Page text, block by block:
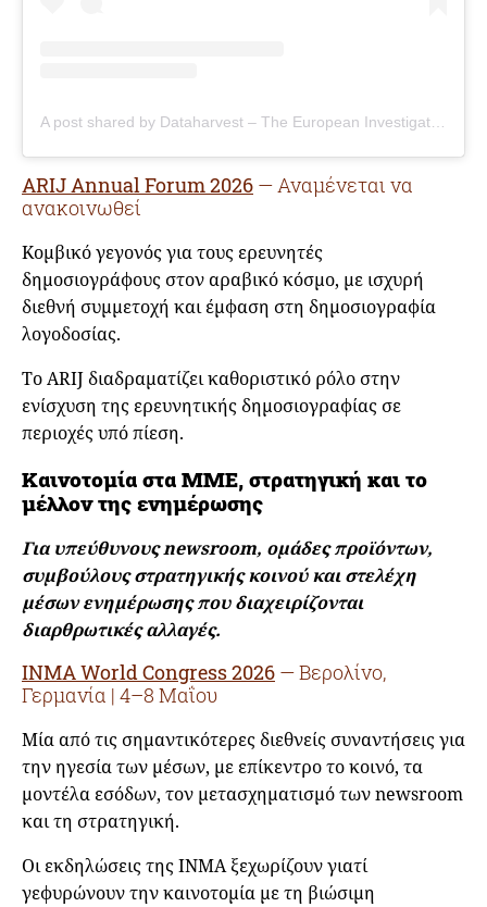
ARIJ Annual Forum 2026 — Αναμένεται να
ανακοινωθεί
Κομβικό γεγονός για τους ερευνητές
δημοσιογράφους στον αραβικό κόσμο, με ισχυρή
διεθνή συμμετοχή και έμφαση στη δημοσιογραφία
λογοδοσίας.
Το ARIJ διαδραματίζει καθοριστικό ρόλο στην
ενίσχυση της ερευνητικής δημοσιογραφίας σε
περιοχές υπό πίεση.
Καινοτομία στα ΜΜΕ, στρατηγική και το
μέλλον της ενημέρωσης
Για υπεύθυνους newsroom, ομάδες προϊόντων,
συμβούλους στρατηγικής κοινού και στελέχη
μέσων ενημέρωσης που διαχειρίζονται
διαρθρωτικές αλλαγές.
INMA World Congress 2026 — Βερολίνο,
Γερμανία | 4–8 Μαΐου
Μία από τις σημαντικότερες διεθνείς συναντήσεις για
την ηγεσία των μέσων, με επίκεντρο το κοινό, τα
μοντέλα εσόδων, τον μετασχηματισμό των newsroom
και τη στρατηγική.
Οι εκδηλώσεις της INMA ξεχωρίζουν γιατί
γεφυρώνουν την καινοτομία με τη βιώσιμη